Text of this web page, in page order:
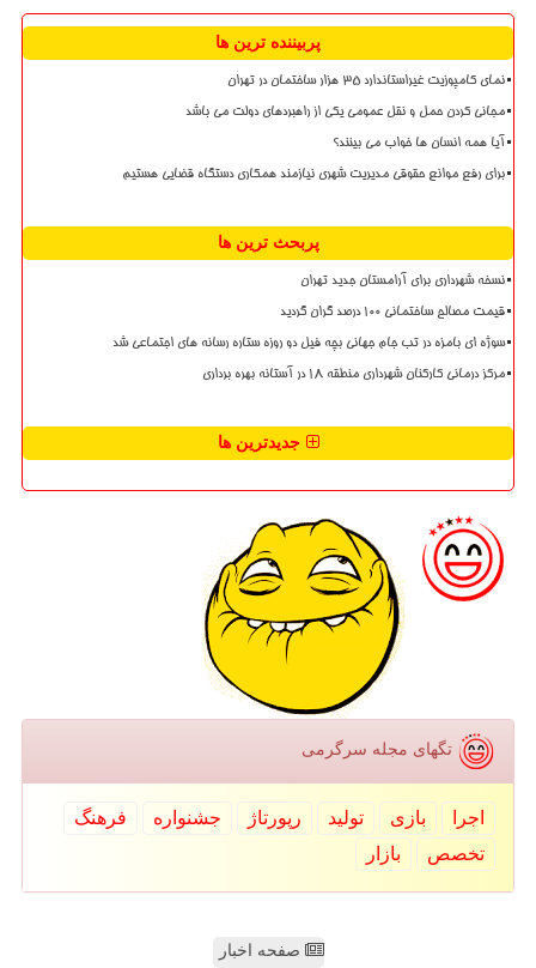
پربیننده ترین ها
نمای کامپوزیت غیراستاندارد ۳۵ هزار ساختمان در تهران
مجانی کردن حمل و نقل عمومی یکی از راهبردهای دولت می باشد
آیا همه انسان ها خواب می بینند؟
برای رفع موانع حقوقی مدیریت شهری نیازمند همکاری دستگاه قضایی هستیم
پربحث ترین ها
نسخه شهرداری برای آرامستان جدید تهران
قیمت مصالح ساختمانی ۱۰۰ درصد گران گردید
سوژه ای بامزه در تب جام جهانی بچه فیل دو روزه ستاره رسانه های اجتماعی شد
مرکز درمانی کارکنان شهرداری منطقه ۱۸ در آستانه بهره برداری
جدیدترین ها
تگهای مجله سرگرمی
اجرا بازی تولید رپورتاژ جشنواره
فرهنگ
تخصص
بازار
صفحه اخبار